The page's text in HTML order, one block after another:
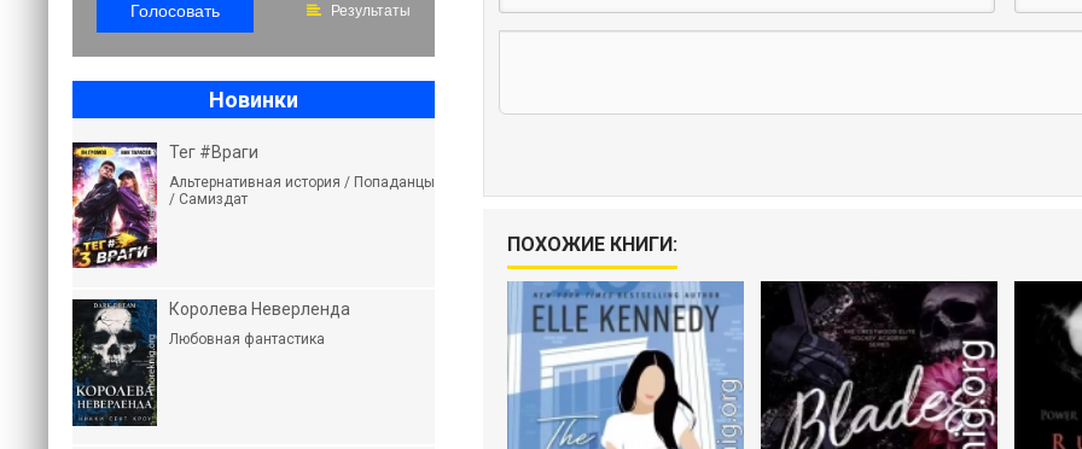
ПОХОЖИЕ КНИГИ:
Голосовать Результаты
Новинки
Тег #Враги
Альтернативная история / Попаданцы
/ Самиздат
Королева Неверленда
Любовная фантастика